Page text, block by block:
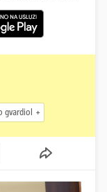
gvardiol